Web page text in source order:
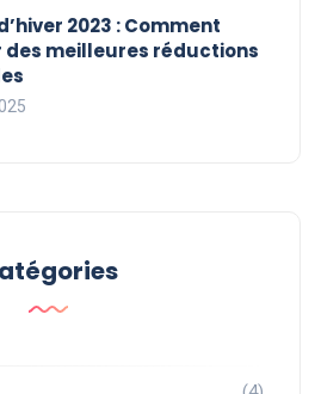
2023 : Comment
meilleures réductions